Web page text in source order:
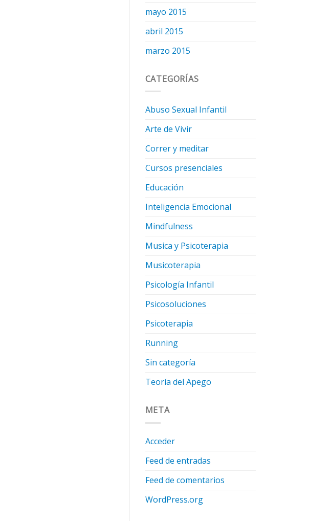
mayo 2015
abril 2015
marzo 2015
CATEGORÍAS
Abuso Sexual Infantil
Arte de Vivir
Correr y meditar
Cursos presenciales
Educación
Inteligencia Emocional
Mindfulness
Musica y Psicoterapia
Musicoterapia
Psicología Infantil
Psicosoluciones
Psicoterapia
Running
Sin categoría
Teoría del Apego
META
Acceder
Feed de entradas
Feed de comentarios
WordPress.org